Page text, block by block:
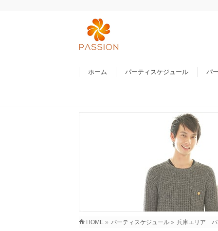
ホーム パーティスケジュール パ
HOME » パーティスケジュール » 兵庫エリア パ